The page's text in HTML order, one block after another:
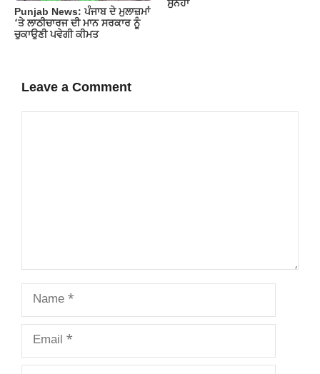
Punjab News: ਪੰਜਾਬ ਦੇ ਮੁਲਾਜ਼ਮਾਂ
‘ਤੇ ਲਾਠੀਚਾਰਜ ਦੀ ਮਾਨ ਸਰਕਾਰ ਨੂੰ
ਚੁਕਾਉਣੀ ਪਵੇਗੀ ਕੀਮਤ
ਸੁਨੇਹਾ
Leave a Comment
Name
Email